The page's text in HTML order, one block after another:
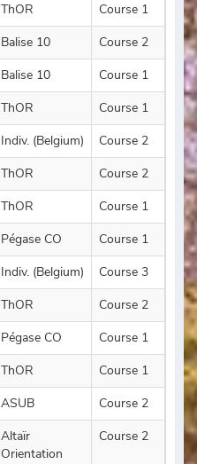
ThOR
Course 1
Balise 10
Course 2
Balise 10
Course 1
ThOR
Course 1
Indiv. (Belgium)
Course 2
ThOR
Course 2
ThOR
Course 1
Pégase CO
Course 1
Indiv. (Belgium)
Course 3
ThOR
Course 2
Pégase CO
Course 1
ThOR
Course 1
ASUB
Course 2
Altaïr
Orientation
Course 2